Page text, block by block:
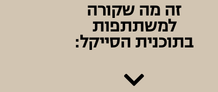
זה מה שקורה
למשתתפות
בתוכנית הסייקל: